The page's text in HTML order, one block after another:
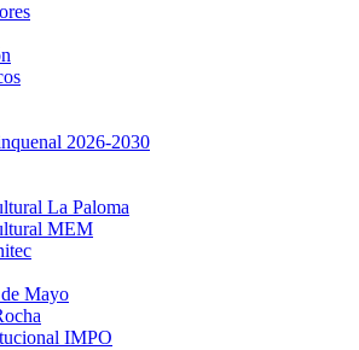
2026-2030
La Paloma
MEM
Mayo
IMPO